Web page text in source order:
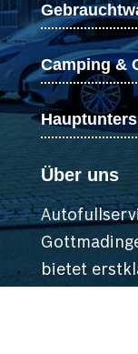
Camping &
Über uns
bietet